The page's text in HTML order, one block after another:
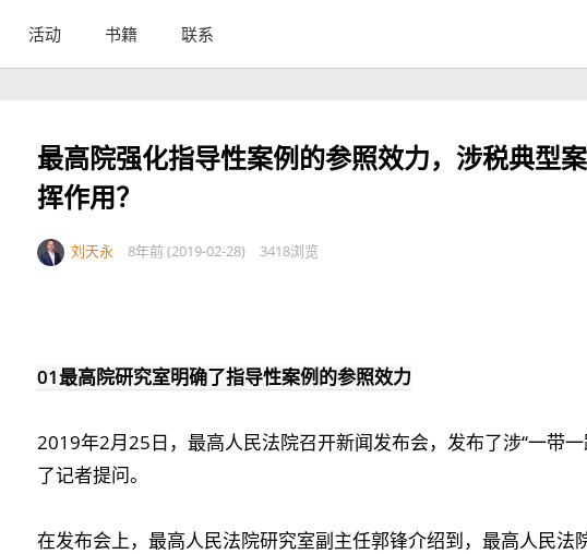
活动 书籍 联系
最高院强化指导性案例的参照效力，涉税典型
挥作用？
刘天永 8年前 (2019-02-28) 3418浏览
01最高院研究室明确了指导性案例的参照效力
2019年2月25日，最高人民法院召开新闻发布会，发布了涉“一带
了记者提问。
在发布会上，最高人民法院研究室副主任郭锋介绍到，最高人民